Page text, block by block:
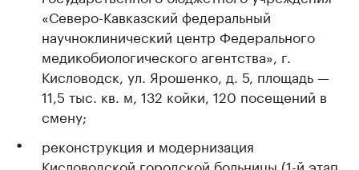
«Северо-Кавказский федеральный
научноклинический центр Федерального
медикобиологического агентства», г.
Кисловодск, ул. Ярошенко, д. 5, площадь —
11,5 тыс. кв. м, 132 койки, 120 посещений в
смену;
реконструкция и модернизация
Кисловодской городской больницы (1-й этап